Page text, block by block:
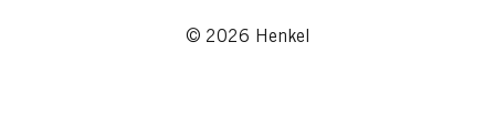
© 2026 Henkel